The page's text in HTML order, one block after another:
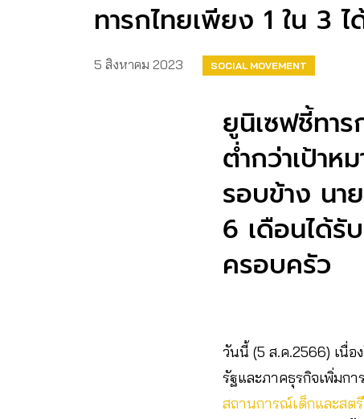
ทารกไทยเพียง 1 ใน 3
5 สิงหาคม 2023 SOCIAL MOVEMENT
ยูนิเซฟชี้ทา
ต่ำกว่าเป้าห
รอบข้าง นา
6 เดือนได้รั
ครอบครัว
วันนี้ (5 ส.ค.2566) เนื่อ
รัฐและภาคธุรกิจเพิ่มก
สถานการณ์เด็กและสต